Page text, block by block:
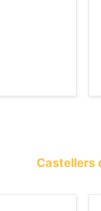
Castellers